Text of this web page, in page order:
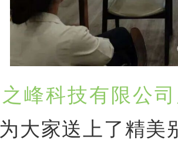
峰科技有限公
大家送上了精美